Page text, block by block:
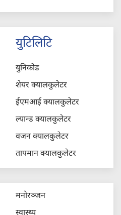
युटिलिटि
युनिकोड
शेयर क्यालकुलेटर
ईएमआई क्यालकुलेटर
ल्यान्ड क्यालकुलेटर
वजन क्यालकुलेटर
तापमान क्यालकुलेटर
मनोरञ्जन